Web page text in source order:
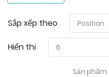
Sắp xếp theo
Sản
Hiển thị